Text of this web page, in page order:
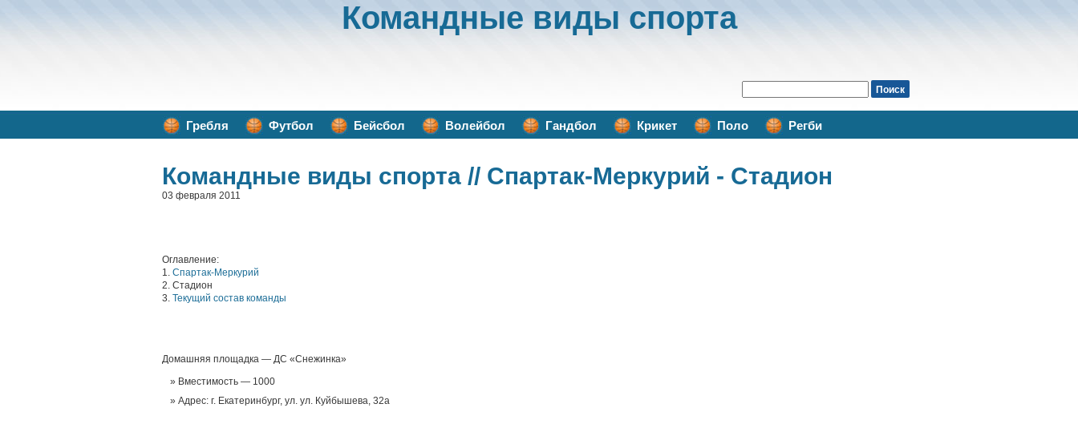
Командные виды спорта
Гребля Футбол Бейсбол Волейбол Гандбол Крикет Поло Регби
Командные виды спорта // Спартак-Меркурий - Стадион
03 февраля 2011
Оглавление:
1. Спартак-Меркурий
2. Стадион
3. Текущий состав команды
Домашняя площадка — ДС «Снежинка»
Вместимость — 1000
Адрес: г. Екатеринбург, ул. ул. Куйбышева, 32а